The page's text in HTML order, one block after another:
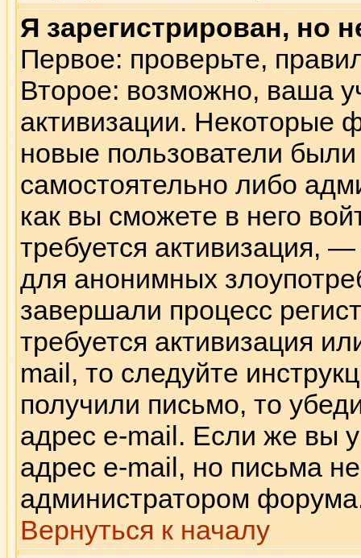
Я зарегистрирован, но
Первое: проверьте,
Второе: возможно, ваша
активизации. Некоторые
новые пользователи
самостоятельно либо
как вы сможете в него
требуется активизация,
для анонимных
завершали процесс
требуется активизация
mail, то следуйте
получили письмо, то
адрес e-mail. Если же вы
адрес e-mail, но письма
администратором
Вернуться к началу